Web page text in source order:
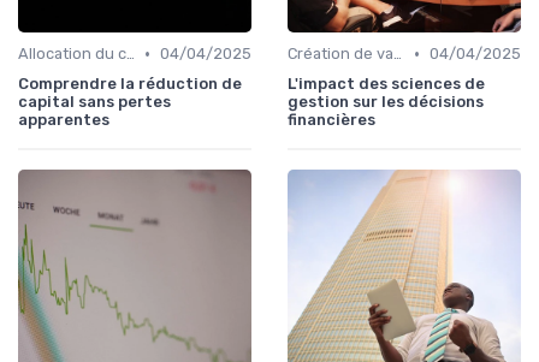
Allocation du capital & arbitrages • 04/04/2025
Comprendre la réduction de
capital sans pertes
apparentes
Création de valeur & rentabilité • 04/04/2025
L'impact des sciences de
gestion sur les décisions
financières